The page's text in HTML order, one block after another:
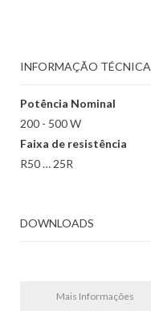
INFORMAÇÃO TÉCNICA
Potência Nominal
200 - 500 W
Faixa de resistência
R50 … 25R
DOWNLOADS
Mais Informações